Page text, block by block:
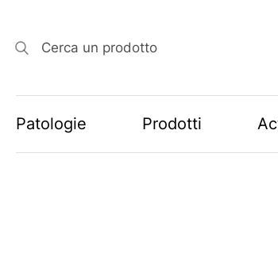
Cerca un prodotto
Patologie Prodotti